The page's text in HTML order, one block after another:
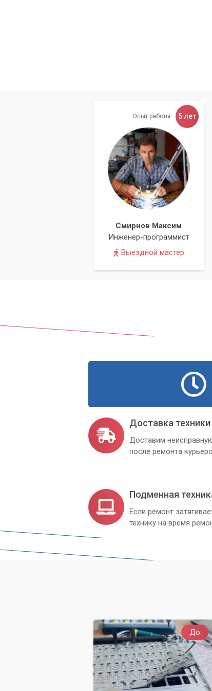
Установка усилителя сигнала
Гарантия качественного
Факторы при выборе
Стоимость подключения и
Скорость интернета
Ограничения по трафику
Наличие сигнала мобильной
Преимущества установки
Опыт работы 5 лет
Смирнов Максим
Инженер-программист
Выездной мастер
Доставка
Доставим
после ремонта
Подменная
Если ремонт
технику на время
До